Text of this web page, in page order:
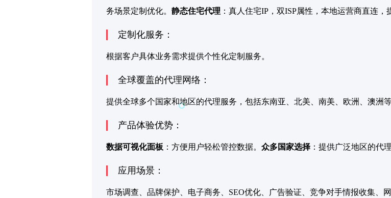
务场景定制优化。 静态住宅代理 ：真人住宅IP，双ISP属性，本地运营商直连，
定制化服务：
根据客户具体业务需求提供个性化定制服务。
全球覆盖的代理网络：
提供全球多个国家和地区的代理服务，包括东南亚、北美、南美、欧洲、澳洲等
产品体验优势：
数据可视化面板 ：方便用户轻松管控数据。 众多国家选择 ：提供广泛地区的代
应用场景：
市场调查、品牌保护、电子商务、SEO优化、广告验证、竞争对手情报收集